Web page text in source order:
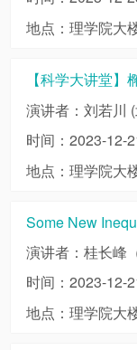
地点：理学院大
【科学大讲堂
演讲者：刘若川
时间：2023-12-
地点：理学院大
Some New
演讲者：桂长峰
时间：2023-12-
地点：理学院大